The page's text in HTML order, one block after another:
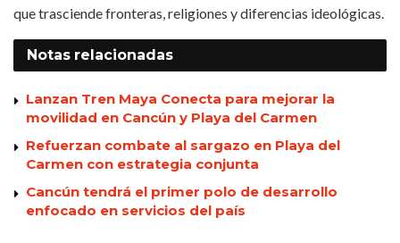
que trasciende fronteras, religiones y diferencias ideológicas.
Notas relacionadas
Lanzan Tren Maya Conecta para mejorar la
movilidad en Cancún y Playa del Carmen
Refuerzan combate al sargazo en Playa del
Carmen con estrategia conjunta
Cancún tendrá el primer polo de desarrollo
enfocado en servicios del país